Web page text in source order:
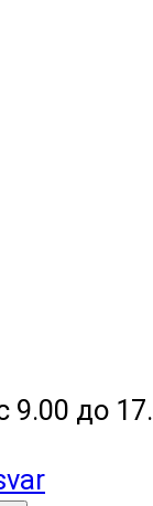
9.00 до